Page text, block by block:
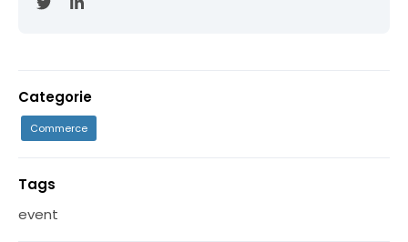
Categorie
Commerce
Tags
event